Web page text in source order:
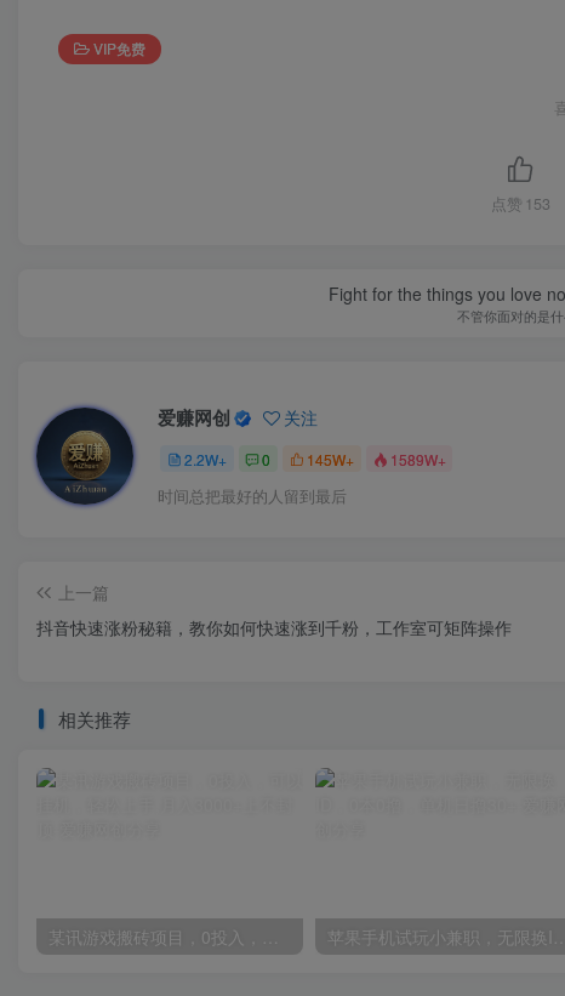
VIP免费
点赞 153
Fight for the things you love
不管你面对的是
爱赚网创 关注
2.2W+ 0 145W+ 1589W+
时间总把最好的人留到最后
上一篇
抖音快速涨粉秘籍，教你如何快速涨到千粉，工作室可矩阵操作
相关推荐
某讯游戏搬砖项目，0投入，可以挂机，轻松上手,月入3000+上不封顶 苹果手机试玩小兼职，无限